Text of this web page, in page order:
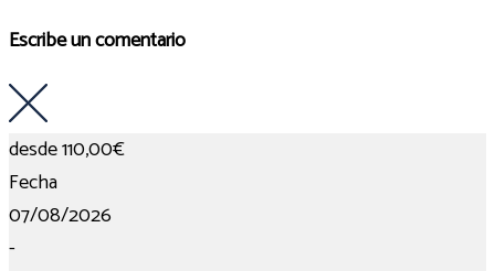
Escribe un comentario
desde110,00€
Fecha
07/08/2026
-